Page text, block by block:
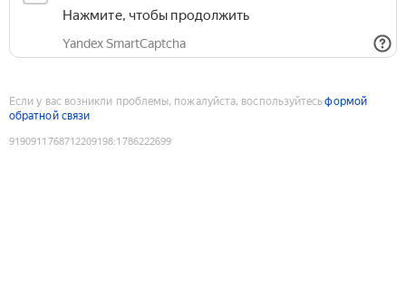
Нажмите, чтобы продолжить
Yandex SmartCaptcha
Если у вас возникли проблемы, пожалуйста, воспользуйтесьформой
обратной связи
9190911768712209198:1786222699